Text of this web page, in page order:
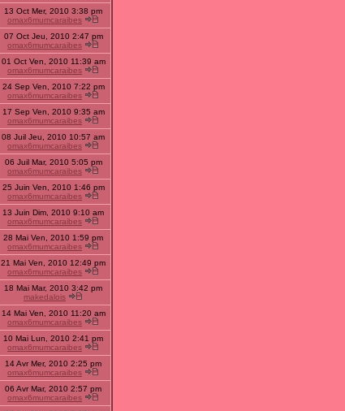
13 Oct Mer, 2010 3:38 pm
omax6mumcaraibes
07 Oct Jeu, 2010 2:47 pm
omax6mumcaraibes
01 Oct Ven, 2010 11:39 am
omax6mumcaraibes
24 Sep Ven, 2010 7:22 pm
omax6mumcaraibes
17 Sep Ven, 2010 9:35 am
omax6mumcaraibes
08 Juil Jeu, 2010 10:57 am
omax6mumcaraibes
06 Juil Mar, 2010 5:05 pm
omax6mumcaraibes
25 Juin Ven, 2010 1:46 pm
omax6mumcaraibes
13 Juin Dim, 2010 9:10 am
omax6mumcaraibes
28 Mai Ven, 2010 1:59 pm
omax6mumcaraibes
21 Mai Ven, 2010 12:49 pm
omax6mumcaraibes
18 Mai Mar, 2010 3:42 pm
makedalois
14 Mai Ven, 2010 11:20 am
omax6mumcaraibes
10 Mai Lun, 2010 2:41 pm
omax6mumcaraibes
14 Avr Mer, 2010 2:25 pm
omax6mumcaraibes
06 Avr Mar, 2010 2:57 pm
omax6mumcaraibes